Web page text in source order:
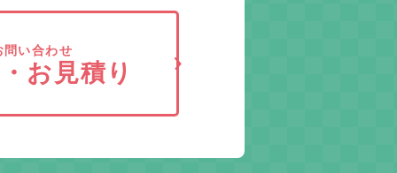
い合わせ
お見積り